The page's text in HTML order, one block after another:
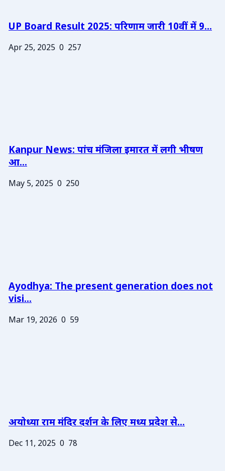
UP Board Result 2025: परिणाम जारी 10वीं में 9...
Apr 25, 2025 0 257
Kanpur News: पांच मंजिला इमारत में लगी भीषण
आ...
May 5, 2025 0 250
Ayodhya: The present generation does not
visi...
Mar 19, 2026 0 59
अयोध्या राम मंदिर दर्शन के लिए मध्य प्रदेश से...
Dec 11, 2025 0 78